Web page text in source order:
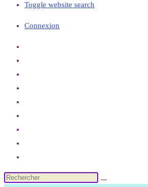
Toggle website search
Connexion